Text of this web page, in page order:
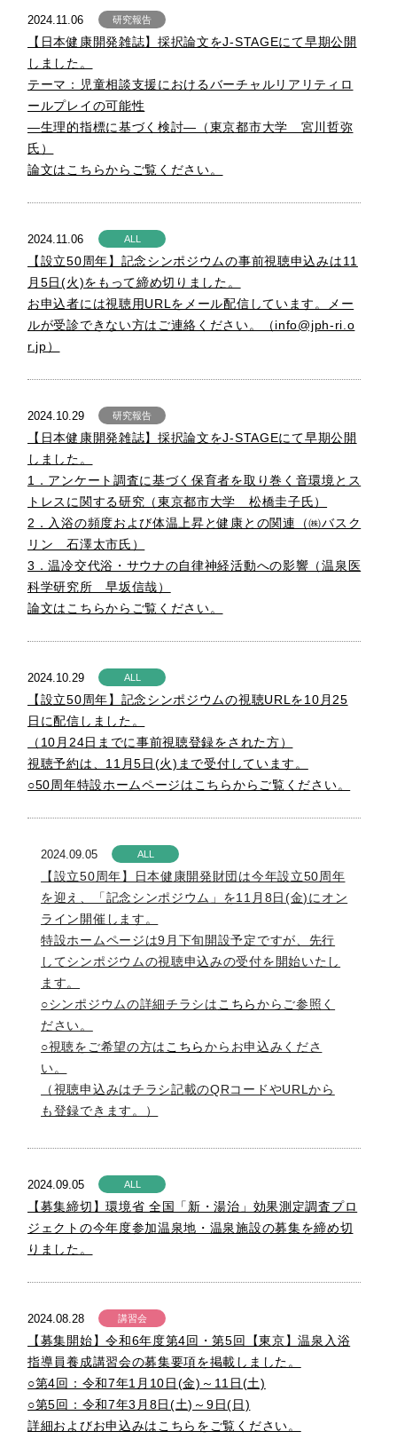
2024.11.06 研究報告
【日本健康開発雑誌】採択論文をJ-STAGEにて早期公開
しました。
テーマ：児童相談支援におけるバーチャルリアリティロ
ールプレイの可能性
—生理的指標に基づく検討—（東京都市大学 宮川哲弥
氏）
論文はこちらからご覧ください。
2024.11.06 ALL
【設立50周年】記念シンポジウムの事前視聴申込みは11
月5日(火)をもって締め切りました。
お申込者には視聴用URLをメール配信しています。メー
ルが受診できない方はご連絡ください。（info@jph-ri.o
r.jp）
2024.10.29 研究報告
【日本健康開発雑誌】採択論文をJ-STAGEにて早期公開
しました。
1．アンケート調査に基づく保育者を取り巻く音環境とス
トレスに関する研究（東京都市大学 松橋圭子氏）
2．入浴の頻度および体温上昇と健康との関連（㈱バスク
リン 石澤太市氏）
3．温冷交代浴・サウナの自律神経活動への影響（温泉医
科学研究所 早坂信哉）
論文はこちらからご覧ください。
2024.10.29 ALL
【設立50周年】記念シンポジウムの視聴URLを10月25
日に配信しました。
（10月24日までに事前視聴登録をされた方）
視聴予約は、11月5日(火)まで受付しています。
○50周年特設ホームページはこちらからご覧ください。
2024.09.05 ALL
【設立50周年】日本健康開発財団は今年設立50周年
を迎え、「記念シンポジウム」を11月8日(金)にオン
ライン開催します。
特設ホームページは9月下旬開設予定ですが、先行
してシンポジウムの視聴申込みの受付を開始いたし
ます。
○シンポジウムの詳細チラシは こちらからご参照く
ださい。
○視聴をご希望の方は こちらからお申込みくださ
い。
（視聴申込みはチラシ記載のQRコードやURLから
も登録できます。）
2024.09.05 ALL
【募集締切】環境省 全国「新・湯治」効果測定調査プロ
ジェクトの今年度参加温泉地・温泉施設の募集を締め切
りました。
2024.08.28 講習会
【募集開始】令和6年度第4回・第5回【東京】温泉入浴
指導員養成講習会の募集要項を掲載しました。
○第4回：令和7年1月10日(金)～11日(土)
○第5回：令和7年3月8日(土)～9日(日)
詳細およびお申込みはこちらをご覧ください。